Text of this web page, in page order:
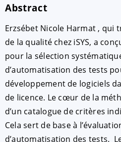
Abstract
Erzsébet Nicole Harmat , qui
de la qualité chez iSYS, a
pour la sélection
d’automatisation des tests
développement de logiciels
de licence. Le cœur de la
d’un catalogue de critères
Cela sert de base à
d’automatisation des tests.